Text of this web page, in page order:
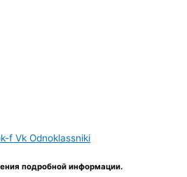
f Vk Odnoklassniki
подробной информации.